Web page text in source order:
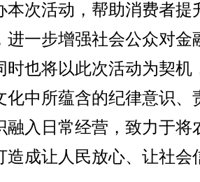
本次活动，帮助消费者提
进一步增强社会公众对金
时也将以此次活动为契机
化中所蕴含的纪律意识、
融入日常经营，致力于将
造成让人民放心、让社会